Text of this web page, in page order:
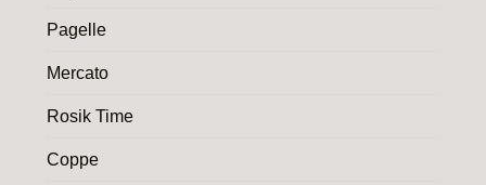
Pagelle
Mercato
Rosik Time
Coppe